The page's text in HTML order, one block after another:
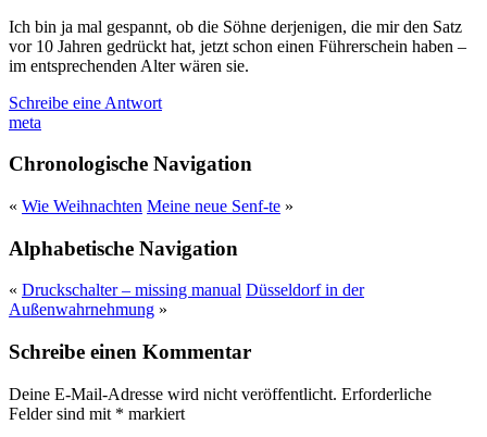
Ich bin ja mal gespannt, ob die Söhne derjenigen, die mir den Satz
vor 10 Jahren gedrückt hat, jetzt schon einen Führerschein haben –
im entsprechenden Alter wären sie.
Schreibe eine Antwort
meta
Chronologische Navigation
« Wie Weihnachten Meine neue Senf-te »
Alphabetische Navigation
« Druckschalter – missing manual Düsseldorf in der
Außenwahrnehmung »
Schreibe einen Kommentar
Deine E-Mail-Adresse wird nicht veröffentlicht. Erforderliche
Felder sind mit * markiert